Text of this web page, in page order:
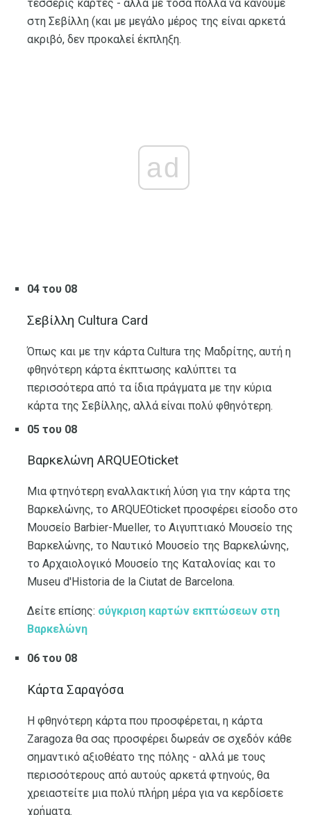
τέσσερις κάρτες - αλλά με τόσα πολλά να κάνουμε
στη Σεβίλλη (και με μεγάλο μέρος της είναι αρκετά
ακριβό, δεν προκαλεί έκπληξη.
ad
04 του 08
Σεβίλλη Cultura Card
Όπως και με την κάρτα Cultura της Μαδρίτης, αυτή η
φθηνότερη κάρτα έκπτωσης καλύπτει τα
περισσότερα από τα ίδια πράγματα με την κύρια
κάρτα της Σεβίλλης, αλλά είναι πολύ φθηνότερη.
05 του 08
Βαρκελώνη ARQUEOticket
Μια φτηνότερη εναλλακτική λύση για την κάρτα της
Βαρκελώνης, το ARQUEOticket προσφέρει είσοδο στο
Μουσείο Barbier-Mueller, το Αιγυπτιακό Μουσείο της
Βαρκελώνης, το Ναυτικό Μουσείο της Βαρκελώνης,
το Αρχαιολογικό Μουσείο της Καταλονίας και το
Museu d'Historia de la Ciutat de Barcelona.
Δείτε επίσης: σύγκριση καρτών εκπτώσεων στη
Βαρκελώνη
06 του 08
Κάρτα Σαραγόσα
Η φθηνότερη κάρτα που προσφέρεται, η κάρτα
Zaragoza θα σας προσφέρει δωρεάν σε σχεδόν κάθε
σημαντικό αξιοθέατο της πόλης - αλλά με τους
περισσότερους από αυτούς αρκετά φτηνούς, θα
χρειαστείτε μια πολύ πλήρη μέρα για να κερδίσετε
χρήματα.